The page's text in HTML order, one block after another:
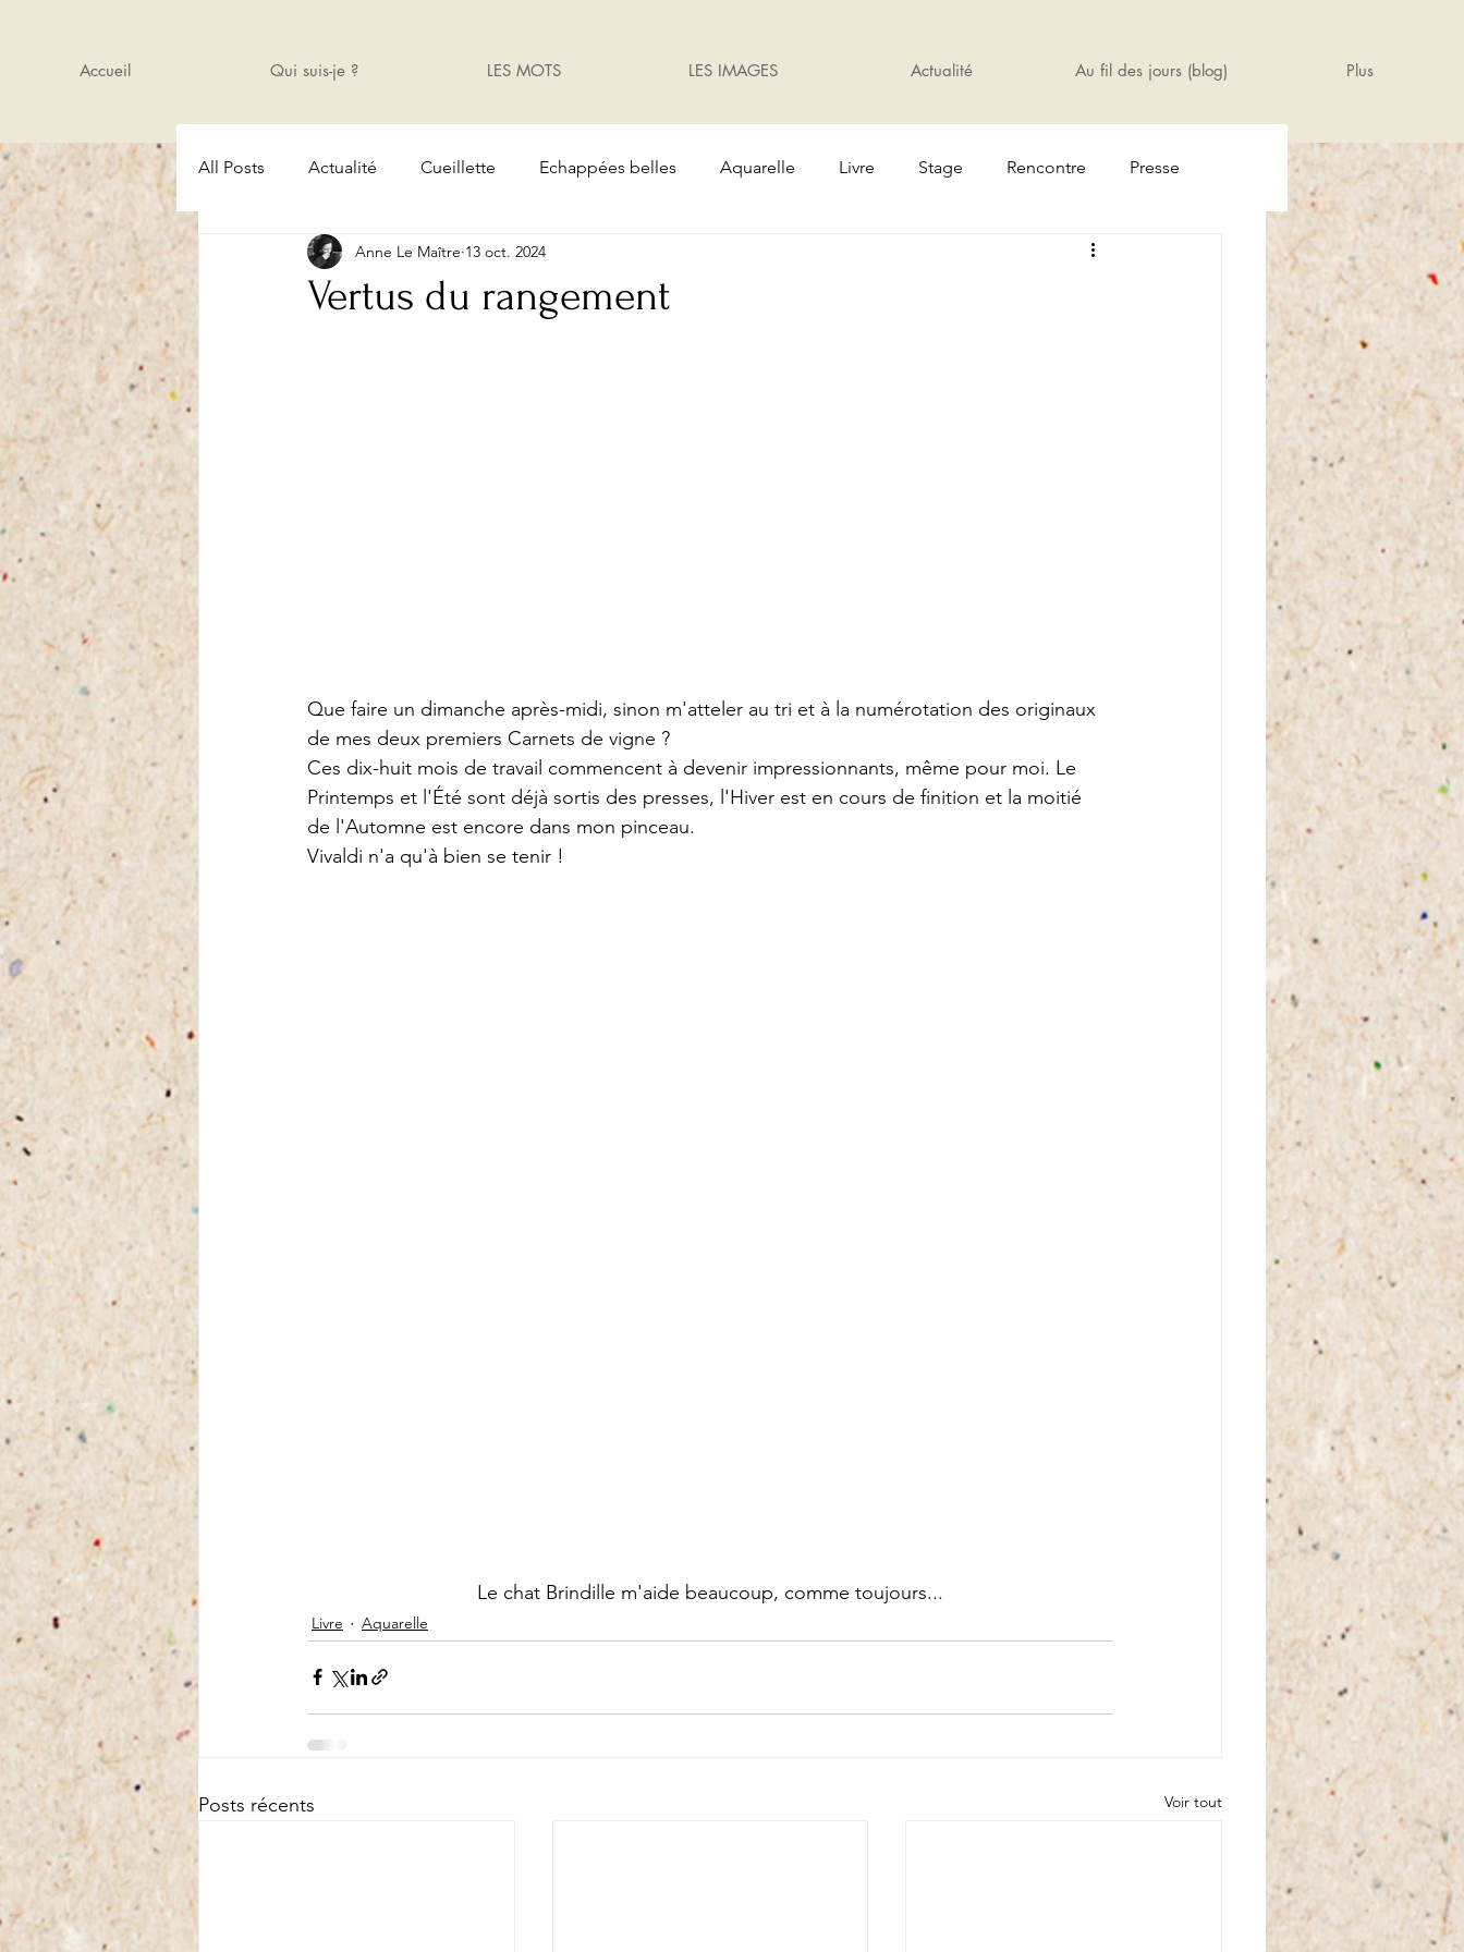
Accueil Qui suis-je ? LES MOTS LES IMAGES Actualité Au fil des jours (blog) Plus
All Posts Actualité Cueillette Echappées belles Aquarelle Livre Stage Rencontre Presse
Cours Actualité Oiseaux
Vertus du rangement
Anne Le Maître 13 oct. 2024
Que faire un dimanche après-midi, sinon m'atteler au tri et à la numérotation des originaux
de mes deux premiers Carnets de vigne ?
Ces dix-huit mois de travail commencent à devenir impressionnants, même pour moi. Le
Printemps et l'Été sont déjà sortis des presses, l'Hiver est en cours de finition et la moitié
de l'Automne est encore dans mon pinceau.
Vivaldi n'a qu'à bien se tenir !
Le chat Brindille m'aide beaucoup, comme toujours...
Livre Aquarelle
Posts récents Voir tout